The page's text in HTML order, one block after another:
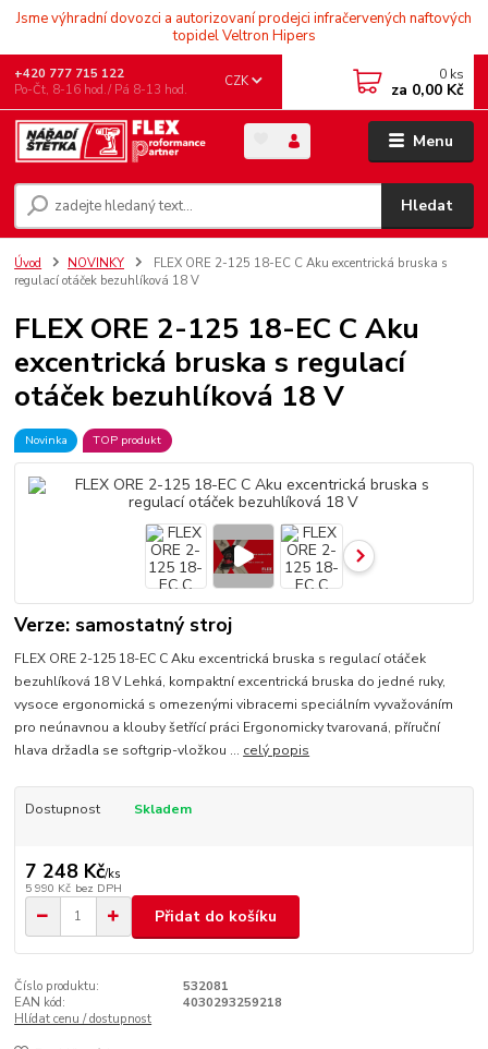
Jsme výhradní dovozci a autorizovaní prodejci infračervených naftových
topidel Veltron Hipers
Menu
CZK
Hledat
+420 777 715 122
Po-Čt, 8-16 hod./ Pá 8-13 hod.
0 ks
za 0,00 Kč
Úvod NOVINKY
FLEX ORE 2-125 18-EC C Aku excentrická bruska s
regulací otáček bezuhlíková 18 V
FLEX ORE 2-125 18-EC C Aku
excentrická bruska s regulací
otáček bezuhlíková 18 V
Novinka TOP produkt
Verze: samostatný stroj
FLEX ORE 2-125 18-EC C Aku excentrická bruska s regulací otáček
bezuhlíková 18 V Lehká, kompaktní excentrická bruska do jedné ruky,
vysoce ergonomická s omezenými vibracemi speciálním vyvažováním
pro neúnavnou a klouby šetřící práci Ergonomicky tvarovaná, příruční
hlava držadla se softgrip-vložkou ... celý popis
Dostupnost Skladem
7 248 Kč/ks
5 990 Kč bez DPH
Přidat do košíku
Číslo produktu:
532081
EAN kód:
4030293259218
Hlídat cenu / dostupnost